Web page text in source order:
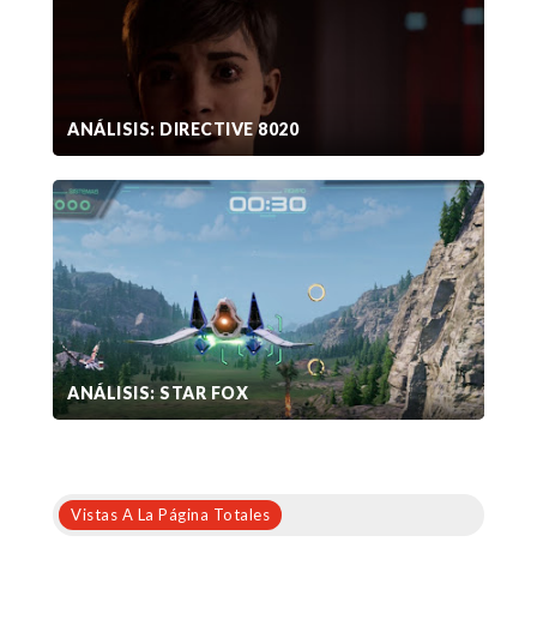
ANÁLISIS: DIRECTIVE 8020
ANÁLISIS: STAR FOX
Vistas A La Página Totales